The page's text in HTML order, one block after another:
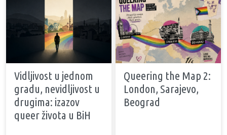
Vidljivost u jednom
gradu, nevidljivost u
drugima: izazov
queer života u BiH
Queering the Map 2:
London, Sarajevo,
Beograd